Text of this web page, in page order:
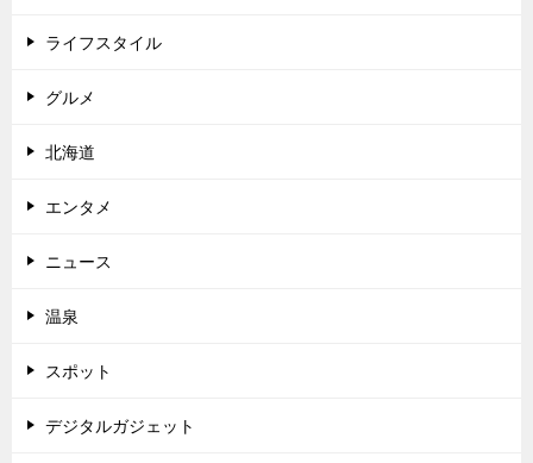
ライフスタイル
グルメ
北海道
エンタメ
ニュース
温泉
スポット
デジタルガジェット